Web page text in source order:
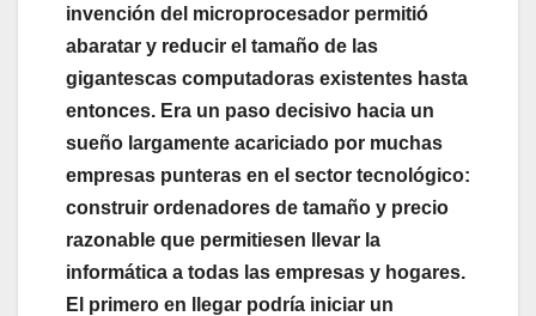
invención del microprocesador permitió
abaratar y reducir el tamaño de las
gigantescas computadoras existentes hasta
entonces. Era un paso decisivo hacia un
sueño largamente acariciado por muchas
empresas punteras en el sector tecnológico:
construir ordenadores de tamaño y precio
razonable que permitiesen llevar la
informática a todas las empresas y hogares.
El primero en llegar podría iniciar un